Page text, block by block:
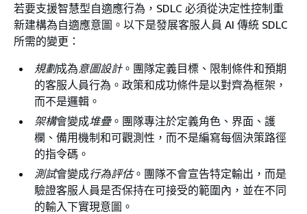
若要支援智慧型自適應行為，SDLC 必須從決定性控制重
新建構為自適應意圖。以下是發展客服人員 AI 傳統 SDLC
所需的變更：
規劃成為意圖設計。團隊定義目標、限制條件和預期
的客服人員行為。政策和成功條件是以對齊為框架，
而不是邏輯。
架構會變成堆疊。團隊專注於定義角色、界面、護
欄、備用機制和可觀測性，而不是編寫每個決策路徑
的指令碼。
測試會變成行為評估。團隊不會宣告特定輸出，而是
驗證客服人員是否保持在可接受的範圍內，並在不同
的輸入下實現意圖。